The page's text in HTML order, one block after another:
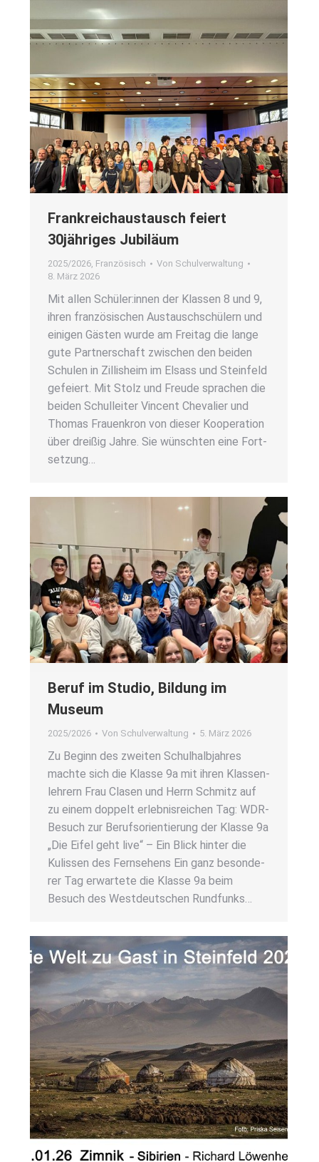
Frank­reich­aus­tausch fei­ert
30jähriges Jubi­lä­um
2025/2026 Französisch Von Schulverwaltung
8. März 2026
Mit allen Schüler:innen der Klas­sen 8 und 9,
ihren fran­zö­si­schen Aus­tausch­schü­lern und
eini­gen Gäs­ten wur­de am Frei­tag die lan­ge
gute Part­ner­schaft zwi­schen den bei­den
Schu­len in Zil­lisheim im Elsass und Stein­feld
gefei­ert. Mit Stolz und Freu­de spra­chen die
bei­den Schul­lei­ter Vin­cent Che­va­lier und
Tho­mas Frau­en­kron von die­ser Koope­ra­ti­on
über drei­ßig Jah­re. Sie wünsch­ten eine Fort­
set­zung…
Beruf im Stu­dio, Bil­dung im
Muse­um
2025/2026 Von Schulverwaltung 5. März 2026
Zu Beginn des zwei­ten Schul­halb­jah­res
mach­te sich die Klas­se 9a mit ihren Klas­sen­
leh­rern Frau Cla­sen und Herrn Schmitz auf
zu einem dop­pelt erleb­nis­rei­chen Tag: WDR-
Besuch zur Berufs­ori­en­tie­rung der Klas­se 9a
„Die Eifel geht live“ – Ein Blick hin­ter die
Kulis­sen des Fern­se­hens Ein ganz beson­de­
rer Tag erwar­te­te die Klas­se 9a beim
Besuch des West­deut­schen Rund­funks…